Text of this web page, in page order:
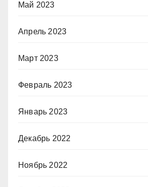
Май 2023
Апрель 2023
Март 2023
Февраль 2023
Январь 2023
Декабрь 2022
Ноябрь 2022